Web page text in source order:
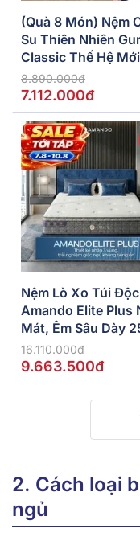
(Quà 8 Món) Nệm
Su Thiên Nhiên
Classic Thế Hệ Mới
5/10/15cm
8.890.000đ
7.112.000đ
Nệm Lò Xo Túi
Amando Elite Plus
Mát, Êm Sâu Dày
16.110.000đ
9.663.500đ
2. Cách loại
ngủ